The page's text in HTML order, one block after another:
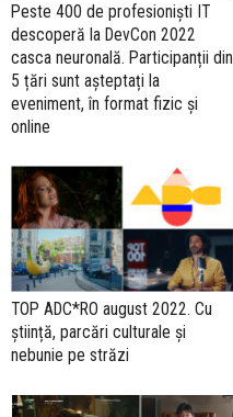
Peste 400 de profesioniști IT
descoperă la DevCon 2022
casca neuronală. Participanții din
5 țări sunt așteptați la
eveniment, în format fizic și
online
TOP ADC*RO august 2022. Cu
știință, parcări culturale și
nebunie pe străzi